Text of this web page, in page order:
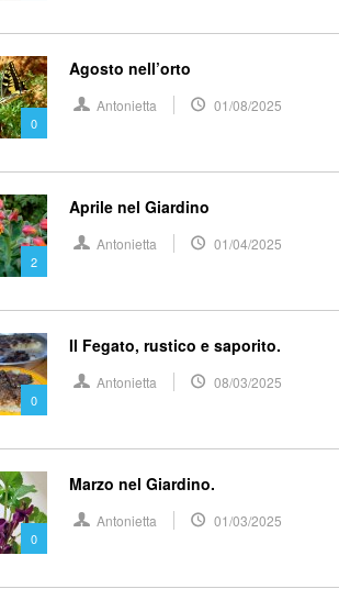
0
Agosto nell’orto
Antonietta 01/08/2025
2
Aprile nel Giardino
Antonietta 01/04/2025
0
Il Fegato, rustico e saporito.
Antonietta 08/03/2025
0
Marzo nel Giardino.
Antonietta 01/03/2025